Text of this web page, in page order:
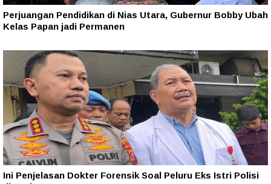
Perjuangan Pendidikan di Nias Utara, Gubernur Bobby Ubah
Kelas Papan jadi Permanen
Ini Penjelasan Dokter Forensik Soal Peluru Eks Istri Polisi